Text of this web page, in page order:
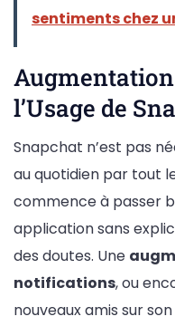
sentiments chez
l’Usage de
Snapchat n’est pas
au quotidien par tout
commence à passer
application sans
des doutes. Une
notifications, ou
nouveaux amis sur